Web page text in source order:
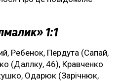
1:1
Ребенок, Пердута (Сапай,
(Даллку, 46), Кравченко
Одарюк (Зарічнюк,